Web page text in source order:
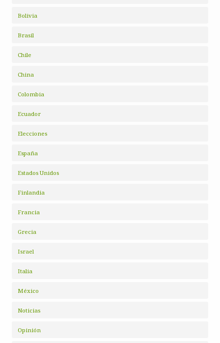
Bolivia
Brasil
Chile
China
Colombia
Ecuador
Elecciones
España
Estados Unidos
Finlandia
Francia
Grecia
Israel
Italia
México
Noticias
Opinión